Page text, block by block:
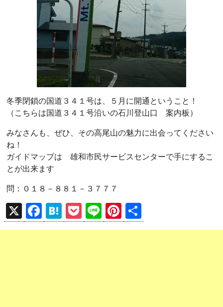
冬季閉鎖の国道３４１号は、５月に開通ということ！
（こちらは国道３４１号沿いの石川登山口 案内板）
みなさんも、ぜひ、その高尾山の魅力に出会ってください
ね！
ガイドマップは 雄和市民サービスセンターで手にするこ
とが出来ます
問：０１８－８８１－３７７７
X
F
a
H
at
P
o
Li
n
Pi
nt 有